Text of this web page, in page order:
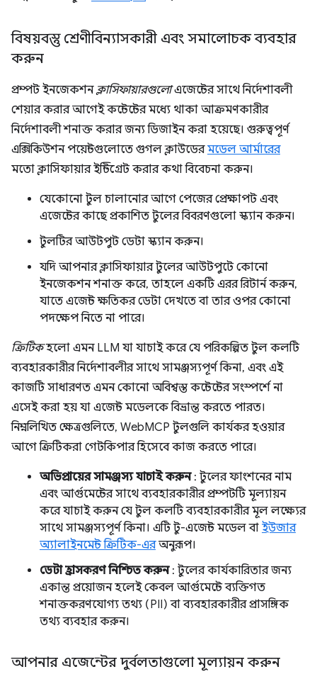
বিষয়বস্তু শ্রেণীবিন্যাসকারী এবং সমালোচক ব্যবহার
করুন
প্রম্পট ইনজেকশনক্লাসিফায়ারগুলোএজেন্টের সাথে নির্দেশাবলী
শেয়ার করার আগেই কন্টেন্টের মধ্যে থাকা আক্রমণকারীর
নির্দেশাবলী শনাক্ত করার জন্য ডিজাইন করা হয়েছে। গুরুত্বপূর্ণ
এক্সিকিউশন পয়েন্টগুলোতে গুগল ক্লাউডেরমডেল আর্মারের
মতো ক্লাসিফায়ার ইন্টিগ্রেট করার কথা বিবেচনা করুন।
যেকোনো টুল চালানোর আগে পেজের প্রেক্ষাপট এবং
এজেন্টের কাছে প্রকাশিত টুলের বিবরণগুলো স্ক্যান করুন।
টুলটির আউটপুট ডেটা স্ক্যান করুন।
যদি আপনার ক্লাসিফায়ার টুলের আউটপুটে কোনো
ইনজেকশন শনাক্ত করে, তাহলে একটি এরর রিটার্ন করুন,
যাতে এজেন্ট ক্ষতিকর ডেটা দেখতে বা তার ওপর কোনো
পদক্ষেপ নিতে না পারে।
ক্রিটিকহলো এমন LLM যা যাচাই করে যে পরিকল্পিত টুল কলটি
ব্যবহারকারীর নির্দেশাবলীর সাথে সামঞ্জস্যপূর্ণ কিনা, এবং এই
কাজটি সাধারণত এমন কোনো অবিশ্বস্ত কন্টেন্টের সংস্পর্শে না
এসেই করা হয় যা এজেন্ট মডেলকে বিভ্রান্ত করতে পারত।
নিম্নলিখিত ক্ষেত্রগুলিতে, WebMCP টুলগুলি কার্যকর হওয়ার
আগে ক্রিটিকরা গেটকিপার হিসেবে কাজ করতে পারে।
অভিপ্রায়ের সামঞ্জস্য যাচাই করুন: টুলের ফাংশনের নাম
এবং আর্গুমেন্টের সাথে ব্যবহারকারীর প্রম্পটটি মূল্যায়ন
করে যাচাই করুন যে টুল কলটি ব্যবহারকারীর মূল লক্ষ্যের
সাথে সামঞ্জস্যপূর্ণ কিনা। এটি টু-এজেন্ট মডেল বা ইউজার
অ্যালাইনমেন্ট ক্রিটিক-এরঅনুরূপ।
ডেটা হ্রাসকরণ নিশ্চিত করুন: টুলের কার্যকারিতার জন্য
একান্ত প্রয়োজন হলেই কেবল আর্গুমেন্টে ব্যক্তিগত
শনাক্তকরণযোগ্য তথ্য (PII) বা ব্যবহারকারীর প্রাসঙ্গিক
তথ্য ব্যবহার করুন।
আপনার এজেন্টের দুর্বলতাগুলো মূল্যায়ন করুন